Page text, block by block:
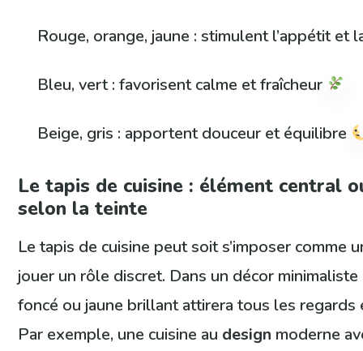
Rouge, orange, jaune : stimulent l’appétit et
Bleu, vert : favorisent calme et fraîcheur
Beige, gris : apportent douceur et équilibre
Le tapis de cuisine : élément central
selon la teinte
Le tapis de cuisine peut soit s’imposer comme
jouer un rôle discret. Dans un décor
foncé ou jaune brillant attirera tous les regards
Par exemple, une cuisine au design moderne